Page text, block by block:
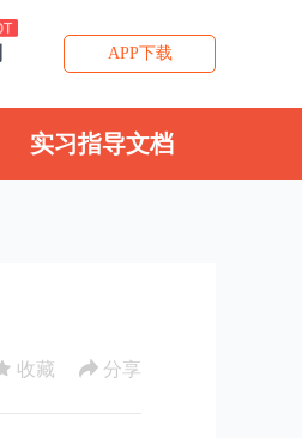
APP下载
实习指导文档
分享
收藏